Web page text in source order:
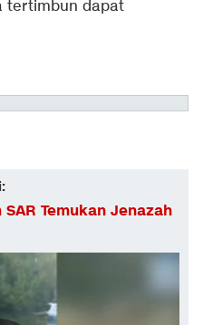
tertimbun dapat
Temukan Jenazah